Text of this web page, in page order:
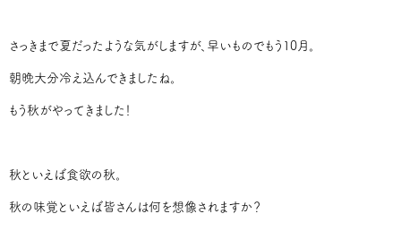
さっきまで夏だったような気がしますが、早いものでもう10月。
朝晩大分冷え込んできましたね。
もう秋がやってきました！
秋といえば食欲の秋。
秋の味覚といえば皆さんは何を想像されますか？